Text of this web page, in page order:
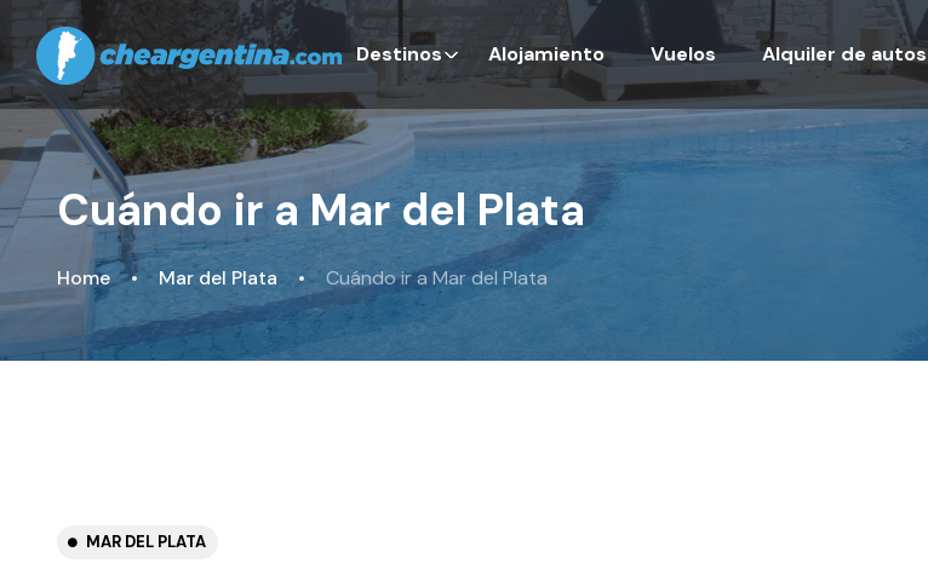
Destinos Alojamiento Vuelos Alquiler de autos
Cuándo ir a Mar del Plata
Home Mar del Plata Cuándo ir a Mar del Plata
MAR DEL PLATA